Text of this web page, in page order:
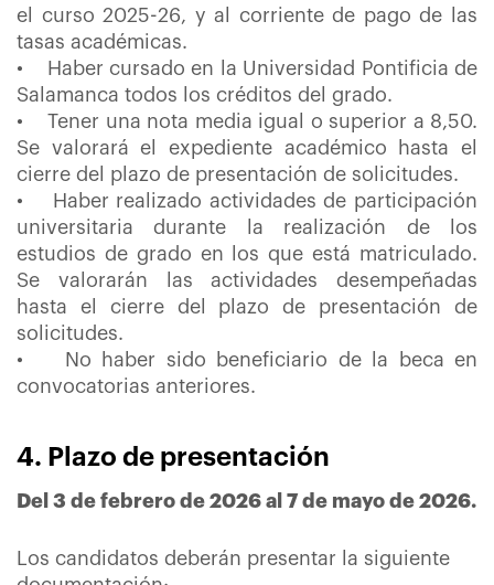
el curso 2025-26, y al corriente de pago de las
tasas académicas.
• Haber cursado en la Universidad Pontificia de
Salamanca todos los créditos del grado.
• Tener una nota media igual o superior a 8,50.
Se valorará el expediente académico hasta el
cierre del plazo de presentación de solicitudes.
• Haber realizado actividades de participación
universitaria durante la realización de los
estudios de grado en los que está matriculado.
Se valorarán las actividades desempeñadas
hasta el cierre del plazo de presentación de
solicitudes.
• No haber sido beneficiario de la beca en
convocatorias anteriores.
4. Plazo de presentación
Del 3 de febrero de 2026 al 7 de mayo de 2026.
Los candidatos deberán presentar la siguiente